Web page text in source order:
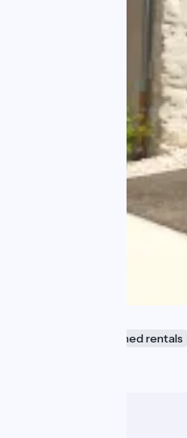
Lodgings and furnished rentals